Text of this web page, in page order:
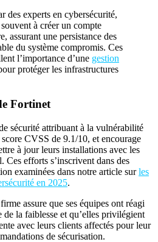
des experts en cybersécurité,
à créer un compte
assurant une persistance des
du système compromis. Ces
l’importance d’une gestion
protéger les infrastructures
Fortinet
sécurité attribuant à la vulnérabilité
CVSS de 9.1/10, et encourage
à jour leurs installations avec les
Ces efforts s’inscrivent dans des
examinées dans notre article surles
en 2025.
assure que ses équipes ont réagi
de la faiblesse et qu’elles privilégient
avec leurs clients affectés pour leur
de sécurisation.